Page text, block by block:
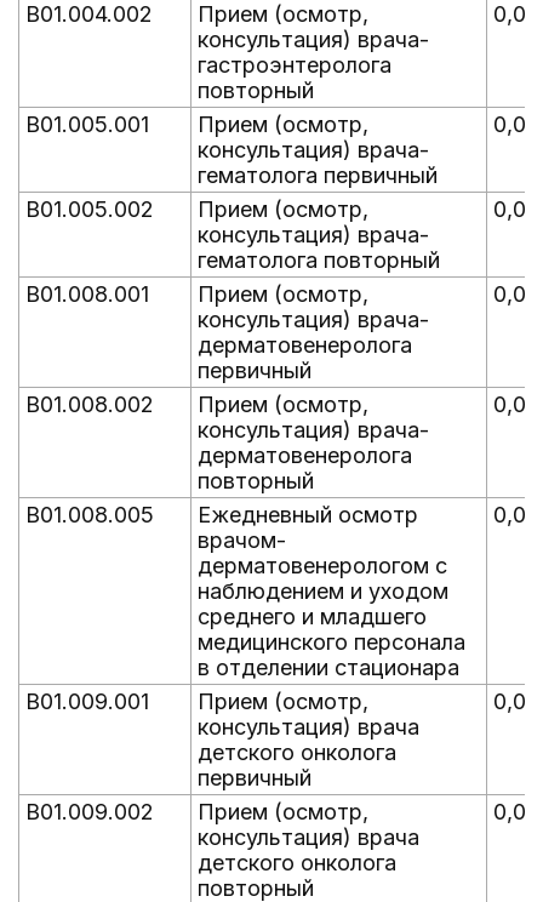
B01.004.002
Прием (осмотр,
консультация) врача-
гастроэнтеролога
повторный
B01.005.001
Прием (осмотр,
консультация) врача-
гематолога первичный
B01.005.002
Прием (осмотр,
консультация) врача-
гематолога повторный
B01.008.001
Прием (осмотр,
консультация) врача-
дерматовенеролога
первичный
B01.008.002
Прием (осмотр,
консультация) врача-
дерматовенеролога
повторный
B01.008.005
Ежедневный осмотр
врачом-
дерматовенерологом с
наблюдением и уходом
среднего и младшего
медицинского персонала
в отделении стационара
B01.009.001
Прием (осмотр,
консультация) врача
детского онколога
первичный
B01.009.002
Прием (осмотр,
консультация) врача
детского онколога
повторный